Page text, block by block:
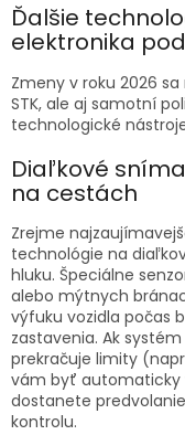
Ďalšie
elektronika
Zmeny v roku 2026
STK, ale aj samotní
technologické
Diaľkové
na cestách
Zrejme
technológie na
hluku. Špeciálne
alebo mýtnych
výfuku vozidla počas
zastavenia. Ak
prekračuje limity
vám byť automaticky
dostanete
kontrolu.